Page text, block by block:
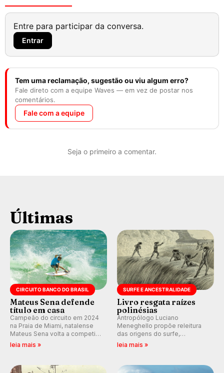
Entre para participar da conversa.
Entrar
Tem uma reclamação, sugestão ou viu algum erro?
Fale direto com a equipe Waves — em vez de postar nos
comentários.
Fale com a equipe
Seja o primeiro a comentar.
Últimas
CIRCUITO BANCO DO BRASIL
Mateus Sena defende
título em casa
Campeão do circuito em 2024
na Praia de Miami, natalense
Mateus Sena volta a competir
em casa em busca de manter a
leia mais »
SURFE E ANCESTRALIDADE
Livro resgata raízes
polinésias
Antropólogo Luciano
Meneghello propõe releitura
das origens do surfe,
resgatando a cultura polinésia
prática em esporte e indústria.
leia mais »